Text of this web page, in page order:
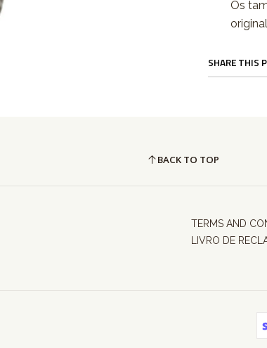
Os
SHARE THIS
BACK TO TOP
TERMS AND
LIVRO DE